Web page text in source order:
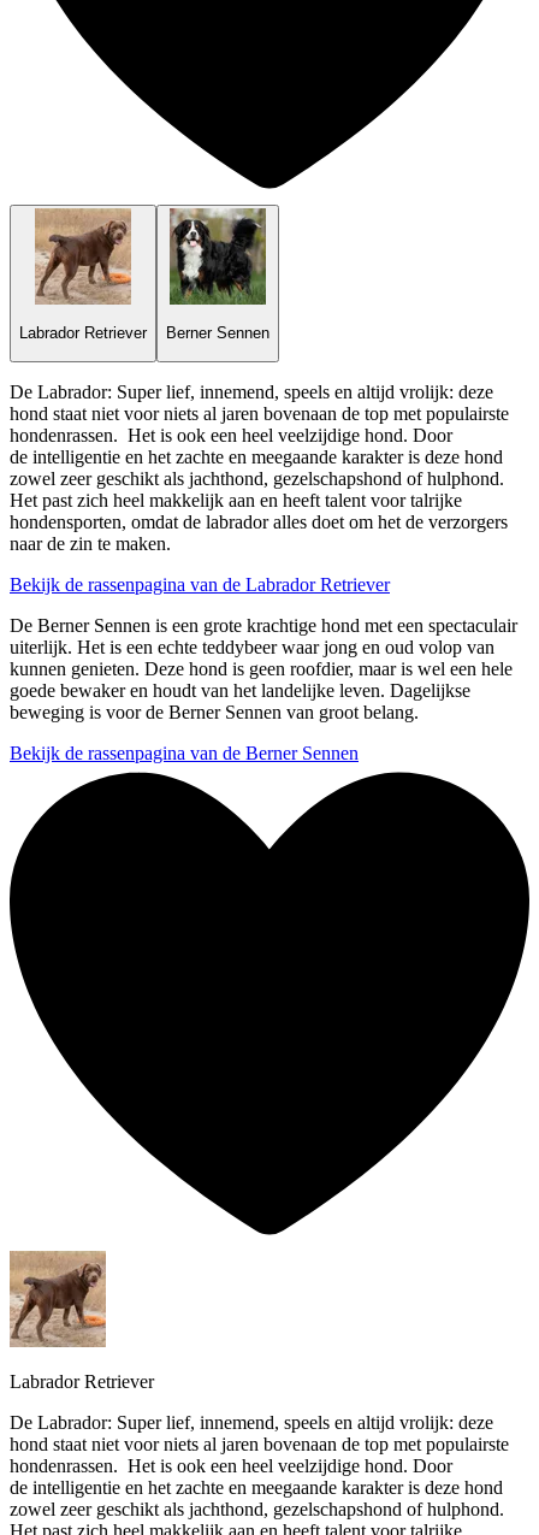
Labrador Retriever Berner Sennen
De Labrador: Super lief, innemend, speels en altijd vrolijk: deze
hond staat niet voor niets al jaren bovenaan de top met populairste
hondenrassen. Het is ook een heel veelzijdige hond. Door
de intelligentie en het zachte en meegaande karakter is deze hond
zowel zeer geschikt als jachthond, gezelschapshond of hulphond.
Het past zich heel makkelijk aan en heeft talent voor talrijke
hondensporten, omdat de labrador alles doet om het de verzorgers
naar de zin te maken.
Bekijk de rassenpagina van de Labrador Retriever
De Berner Sennen is een grote krachtige hond met een spectaculair
uiterlijk. Het is een echte teddybeer waar jong en oud volop van
kunnen genieten. Deze hond is geen roofdier, maar is wel een hele
goede bewaker en houdt van het landelijke leven. Dagelijkse
beweging is voor de Berner Sennen van groot belang.
Bekijk de rassenpagina van de Berner Sennen
Labrador Retriever
De Labrador: Super lief, innemend, speels en altijd vrolijk: deze
hond staat niet voor niets al jaren bovenaan de top met populairste
hondenrassen. Het is ook een heel veelzijdige hond. Door
de intelligentie en het zachte en meegaande karakter is deze hond
zowel zeer geschikt als jachthond, gezelschapshond of hulphond.
Het past zich heel makkelijk aan en heeft talent voor talrijke